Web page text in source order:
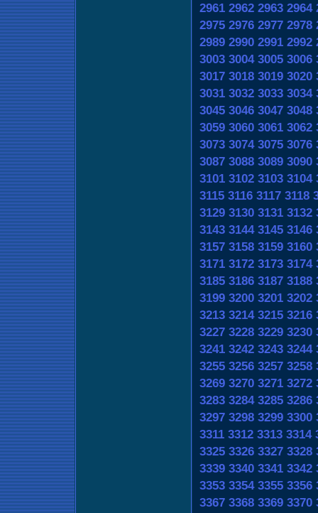
2961 2962 2963 2964
2975 2976 2977 2978
2989 2990 2991 2992
3003 3004 3005 3006
3017 3018 3019 3020
3031 3032 3033 3034
3045 3046 3047 3048
3059 3060 3061 3062
3073 3074 3075 3076
3087 3088 3089 3090
3101 3102 3103 3104
3115 3116 3117 3118
3129 3130 3131 3132
3143 3144 3145 3146
3157 3158 3159 3160
3171 3172 3173 3174
3185 3186 3187 3188
3199 3200 3201 3202
3213 3214 3215 3216
3227 3228 3229 3230
3241 3242 3243 3244
3255 3256 3257 3258
3269 3270 3271 3272
3283 3284 3285 3286
3297 3298 3299 3300
3311 3312 3313 3314
3325 3326 3327 3328
3339 3340 3341 3342
3353 3354 3355 3356
3367 3368 3369 3370